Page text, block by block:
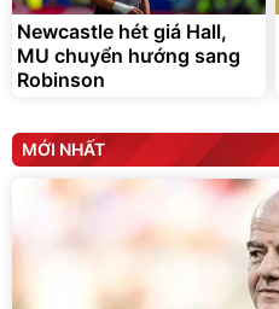
Newcastle hét giá Hall,
MU chuyển hướng sang
Robinson
MỚI NHẤT